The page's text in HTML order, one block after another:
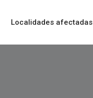
Localidades afectadas